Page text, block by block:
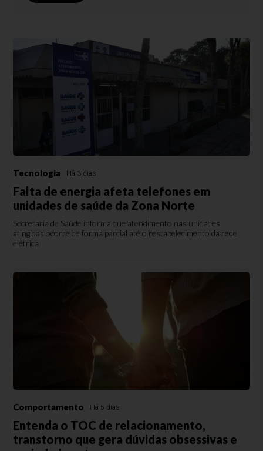
Tecnologia Há 3 dias
Falta de energia afeta telefones em
unidades de saúde da Zona Norte
Secretaria de Saúde informa que atendimento nas unidades
atingidas ocorre de forma parcial até o restabelecimento da rede
elétrica
Comportamento Há 5 dias
Entenda o TOC de relacionamento,
transtorno que gera dúvidas obsessivas e